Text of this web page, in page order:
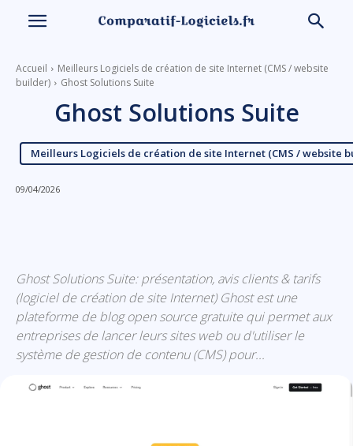
Accueil
Meilleurs Logiciels de création de site Internet (CMS / website
builder)
Ghost Solutions Suite
Ghost Solutions Suite
Meilleurs Logiciels de création de site Internet (CMS / website
09/04/2026
Ghost Solutions Suite: présentation, avis clients & tarifs
(logiciel de création de site Internet) Ghost est une
plateforme de blog open source gratuite qui permet aux
entreprises de lancer leurs sites web ou d'utiliser le
système de gestion de contenu (CMS) pour...